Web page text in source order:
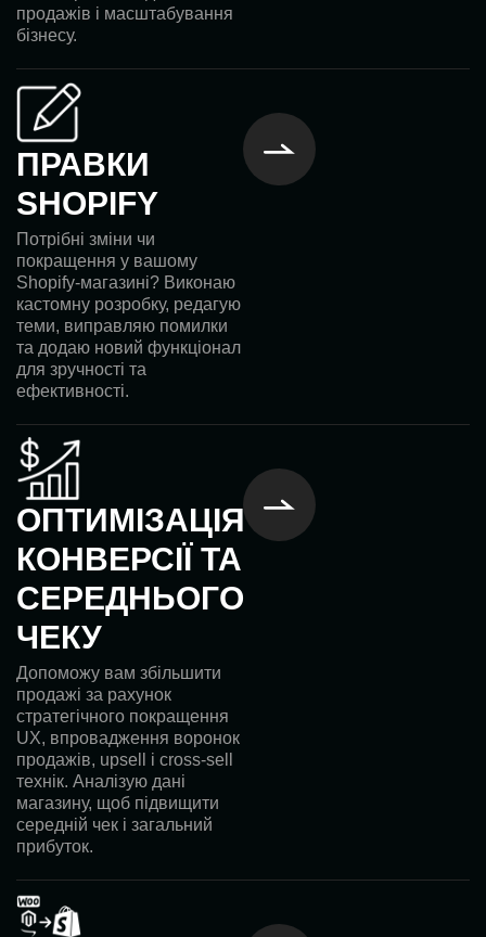
продажів і масштабування
бізнесу.
ПРАВКИ
SHOPIFY
Потрібні зміни чи
покращення у вашому
Shopify-магазині? Виконаю
кастомну розробку, редагую
теми, виправляю помилки
та додаю новий функціонал
для зручності та
ефективності.
ОПТИМІЗАЦІЯ
КОНВЕРСІЇ ТА
СЕРЕДНЬОГО
ЧЕКУ
Допоможу вам збільшити
продажі за рахунок
стратегічного покращення
UX, впровадження воронок
продажів, upsell і cross-sell
технік. Аналізую дані
магазину, щоб підвищити
середній чек і загальний
прибуток.